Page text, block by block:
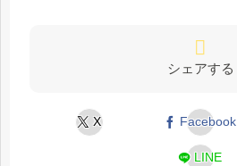
シェアする
X Facebook
LINE